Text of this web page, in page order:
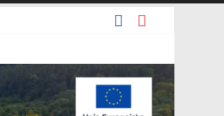
złożonej przez Stowarzyszenie „Gniazdo”.
Mostki”.